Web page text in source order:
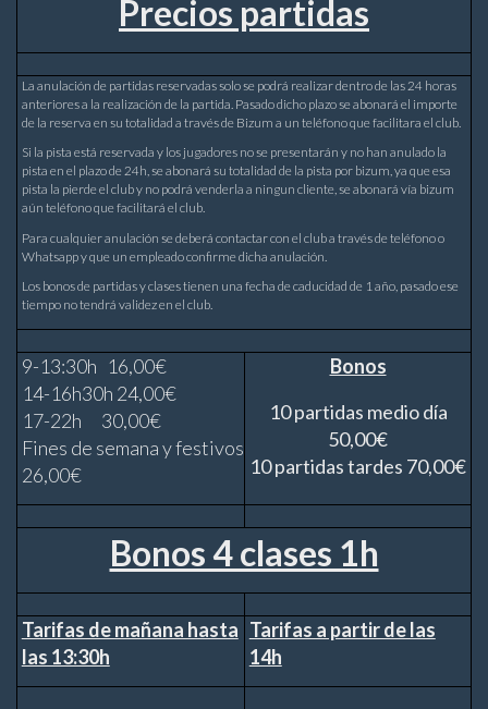
Precios partidas
La anulación de partidas reservadas solo se podrá realizar dentro de las 24 horas
anteriores a la realización de la partida. Pasado dicho plazo se abonará el importe
de la reserva en su totalidad a través de Bizum a un teléfono que facilitara el club.
Si la pista está reservada y los jugadores no se presentarán y no han anulado la
pista en el plazo de 24h, se abonará su totalidad de la pista por bizum, ya que esa
pista la pierde el club y no podrá venderla a ningun cliente, se abonará vía bizum
aún teléfono que facilitará el club.
Para cualquier anulación se deberá contactar con el club a través de teléfono o
Whatsapp y que un empleado confirme dicha anulación.
Los bonos de partidas y clases tienen una fecha de caducidad de 1 año, pasado ese
tiempo no tendrá validez en el club.
9-13:30h 16,00€
14-16h30h 24,00€
17-22h 30,00€
Fines de semana y festivos
26,00€
Bonos
10 partidas medio día
50,00€
10 partidas tardes 70,00€
Bonos 4 clases 1h
Tarifas de mañana hasta
las 13:30h
Tarifas a partir de las
14h